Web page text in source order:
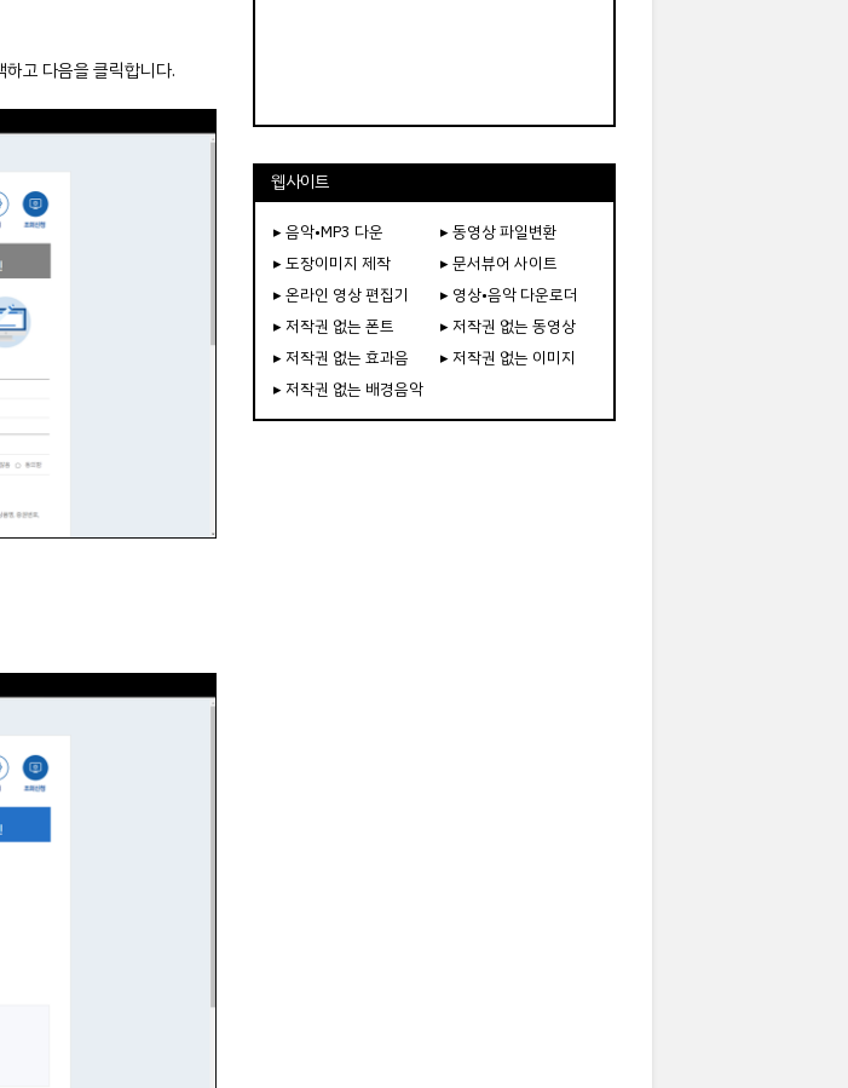
고 다음을 클릭합니다.
웹사이트
▸ 음악•MP3 다운
▸ 동영상 파일변환
▸ 도장이미지 제작
▸ 문서뷰어 사이트
▸ 온라인 영상 편집기
▸ 영상•음악 다운로더
▸ 저작권 없는 폰트
▸ 저작권 없는 동영상
▸ 저작권 없는 효과음
▸ 저작권 없는 이미지
▸ 저작권 없는 배경음악